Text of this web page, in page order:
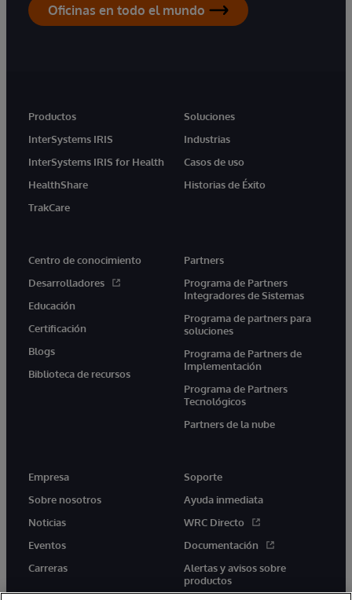
Oficinas en todo el mundo
Productos
InterSystems IRIS
InterSystems IRIS for Health
HealthShare
TrakCare
Soluciones
Industrias
Casos de uso
Historias de Éxito
Centro de conocimiento
Desarrolladores
Educación
Certificación
Blogs
Biblioteca de recursos
Partners
Programa de Partners
Integradores de Sistemas
Programa de partners para
soluciones
Programa de Partners de
Implementación
Programa de Partners
Tecnológicos
Partners de la nube
Empresa
Sobre nosotros
Noticias
Eventos
Carreras
Soporte
Ayuda inmediata
WRC Directo
Documentación
Alertas y avisos sobre
productos